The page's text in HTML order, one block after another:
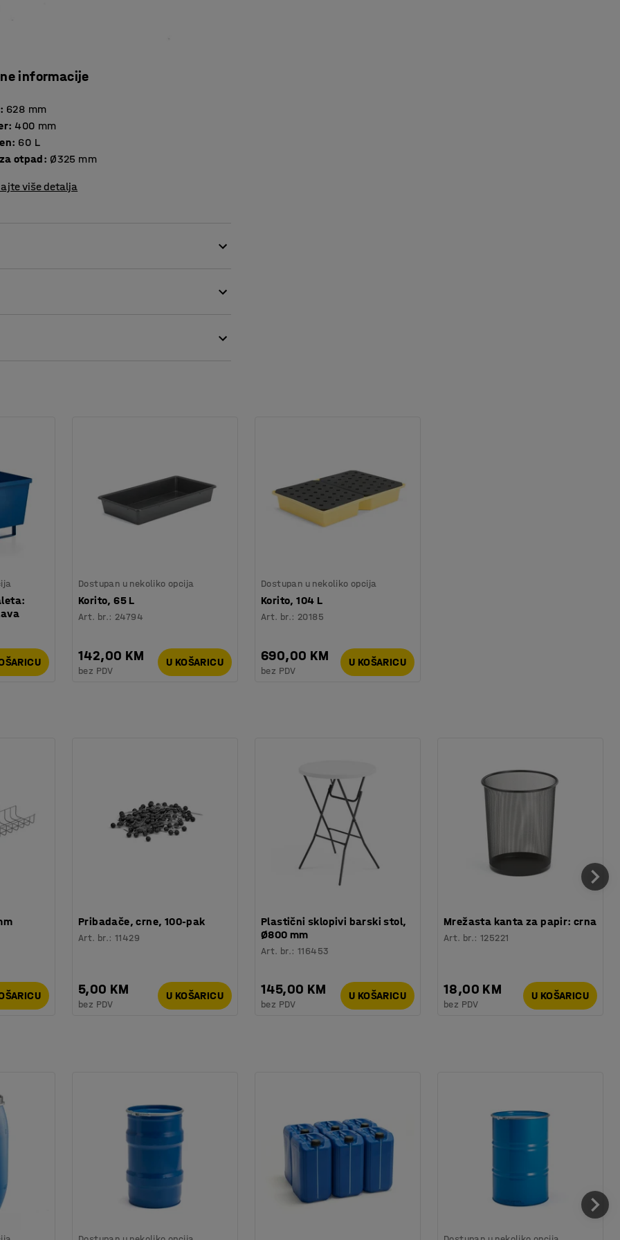
informacije
: 628 mm
: 400 mm
: 60 L
otpad: Ø325 mm
više detalja
otvaranje i zatvaranje.
Dostupan u nekoliko opcija
Korito, 65 L
Art. br.: 24794
142,00 KM
bez PDV
U KOŠARICU
Dostupan u nekoliko opcija
Korito, 104 L
Art. br.: 20185
690,00 KM
bez PDV
U KOŠARICU
Pribadače, crne, 100-pak
Art. br.:11429
5,00 KM
bez PDV
U KOŠARICU
Plastični sklopivi barski stol,
Ø800 mm
Art. br.:116453
145,00 KM
bez PDV
U KOŠARICU
Mrežasta kanta za papir: crna
Art. br.:125221
18,00 KM
bez PDV
U KOŠARICU